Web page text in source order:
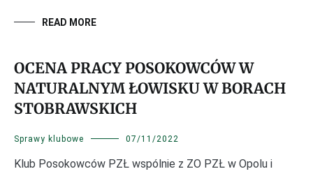
READ MORE
OCENA PRACY POSOKOWCÓW W
NATURALNYM ŁOWISKU W BORACH
STOBRAWSKICH
Sprawy klubowe 07/11/2022
Klub Posokowców PZŁ wspólnie z ZO PZŁ w Opolu i